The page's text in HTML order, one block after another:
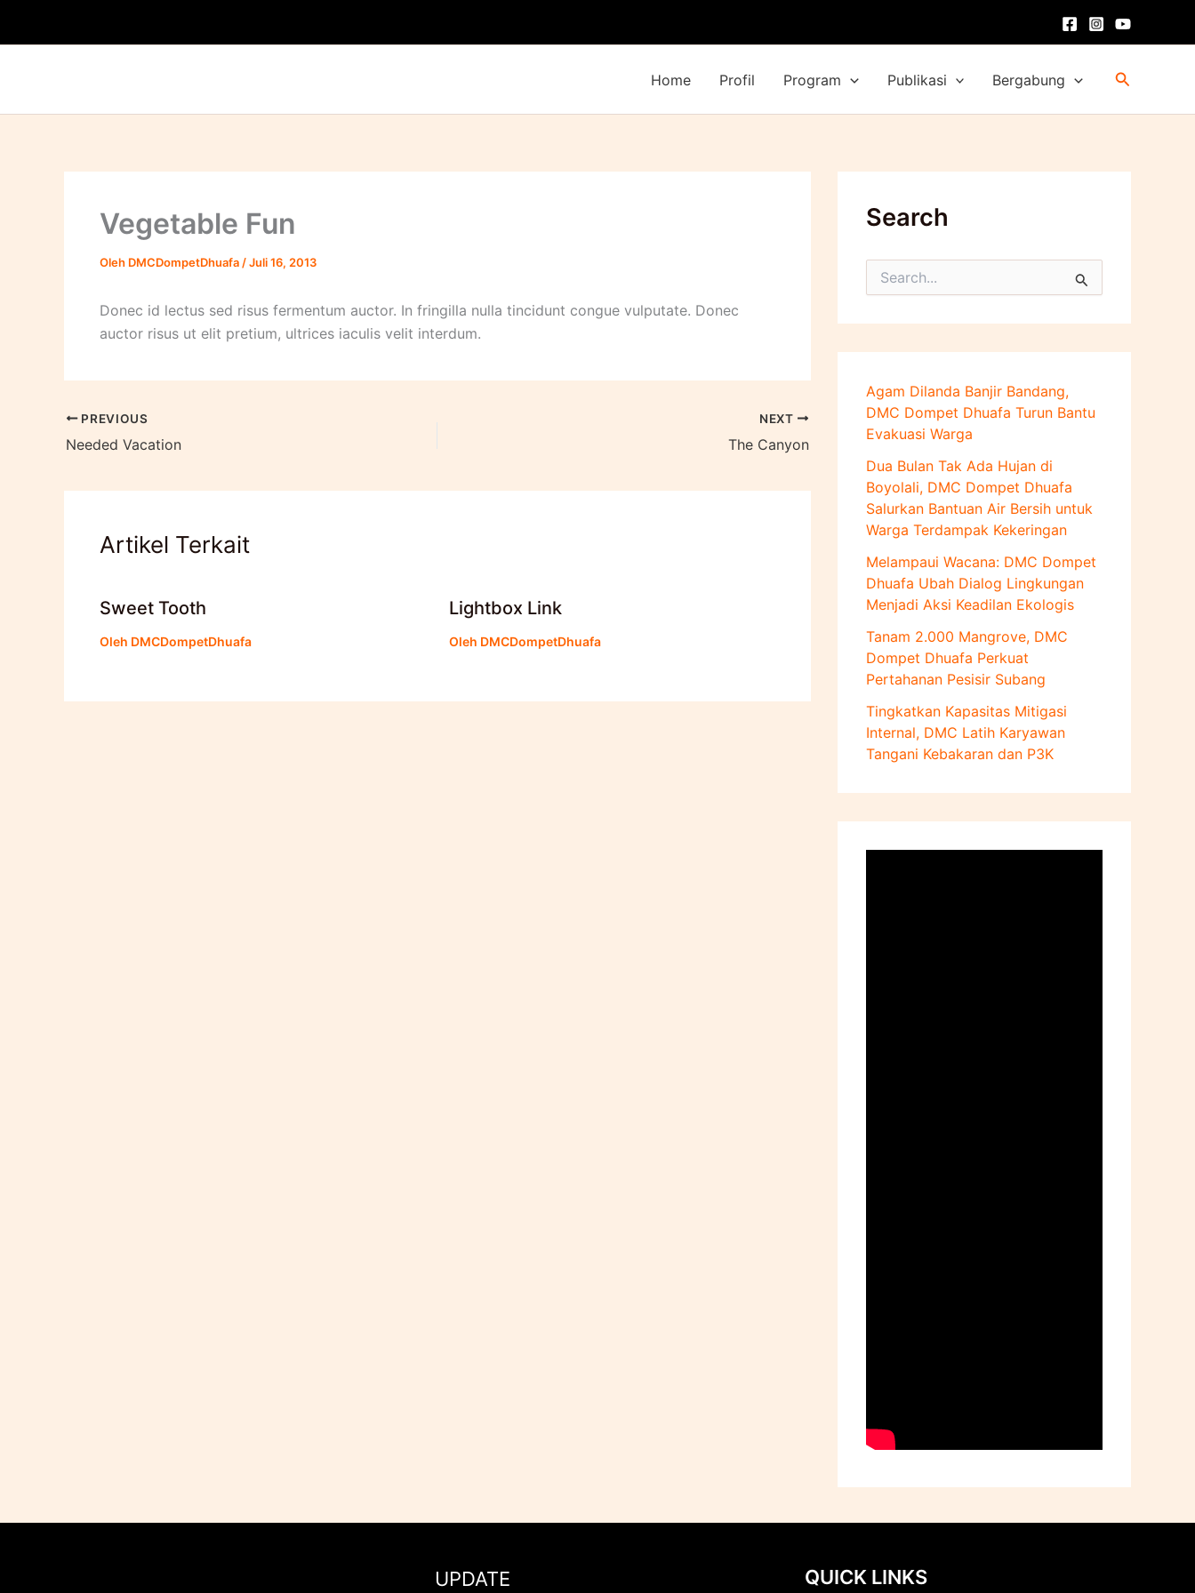
Home
Profil Program Publikasi Bergabung Cari
Vegetable Fun
Oleh DMCDompetDhuafa /Juli 16, 2013
Donec id lectus sed risus fermentum auctor. In fringilla nulla tincidunt congue vulputate. Donec
auctor risus ut elit pretium, ultrices iaculis velit interdum.
PREVIOUS
Needed Vacation
NEXT
The Canyon
Artikel Terkait
Sweet Tooth
Oleh DMCDompetDhuafa
Lightbox Link
Oleh DMCDompetDhuafa
Search
a
u
t
k
:
Agam Dilanda Banjir Bandang,
DMC Dompet Dhuafa Turun Bantu
Evakuasi Warga
Dua Bulan Tak Ada Hujan di
Boyolali, DMC Dompet Dhuafa
Salurkan Bantuan Air Bersih untuk
Warga Terdampak Kekeringan
Melampaui Wacana: DMC Dompet
Dhuafa Ubah Dialog Lingkungan
Menjadi Aksi Keadilan Ekologis
Tanam 2.000 Mangrove, DMC
Dompet Dhuafa Perkuat
Pertahanan Pesisir Subang
Tingkatkan Kapasitas Mitigasi
Internal, DMC Latih Karyawan
Tangani Kebakaran dan P3K
UPDATE QUICK LINKS